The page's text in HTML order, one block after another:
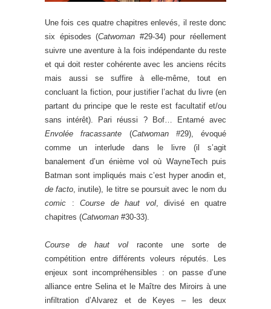
Une fois ces quatre chapitres enlevés, il reste donc
six épisodes (Catwoman #29-34) pour réellement
suivre une aventure à la fois indépendante du reste
et qui doit rester cohérente avec les anciens récits
mais aussi se suffire à elle-même, tout en
concluant la fiction, pour justifier l’achat du livre (en
partant du principe que le reste est facultatif et/ou
sans intérêt). Pari réussi ? Bof… Entamé avec
Envolée fracassante (Catwoman #29), évoqué
comme un interlude dans le livre (il s’agit
banalement d’un énième vol où WayneTech puis
Batman sont impliqués mais c’est hyper anodin et,
de facto, inutile), le titre se poursuit avec le nom du
comic : Course de haut vol, divisé en quatre
chapitres (Catwoman #30-33).
Course de haut vol raconte une sorte de
compétition entre différents voleurs réputés. Les
enjeux sont incompréhensibles : on passe d’une
alliance entre Selina et le Maître des Miroirs à une
infiltration d’Alvarez et de Keyes – les deux